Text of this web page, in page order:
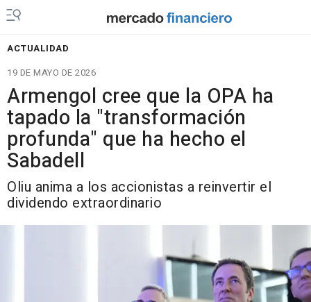
ACTUALIDAD
19 DE MAYO DE 2026
Armengol cree que la OPA ha
tapado la "transformación
profunda" que ha hecho el
Sabadell
Oliu anima a los accionistas a reinvertir el
dividendo extraordinario